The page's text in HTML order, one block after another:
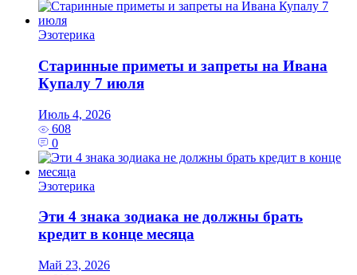
Эзотерика
Старинные приметы и запреты на Ивана
Купалу 7 июля
Июль 4, 2026
608
0
Эзотерика
Эти 4 знака зодиака не должны брать
кредит в конце месяца
Май 23, 2026